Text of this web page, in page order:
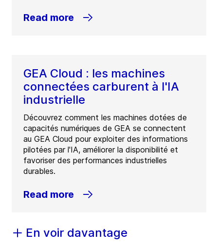
Read more
GEA Cloud : les machines
connectées carburent à l'IA
industrielle
Découvrez comment les machines dotées de
capacités numériques de GEA se connectent
au GEA Cloud pour exploiter des informations
pilotées par l'IA, améliorer la disponibilité et
favoriser des performances industrielles
durables.
Read more
En voir davantage